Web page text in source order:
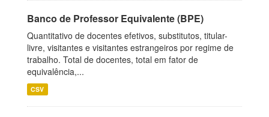
Banco de Professor Equivalente (BPE)
Quantitativo de docentes efetivos, substitutos, titular-
livre, visitantes e visitantes estrangeiros por regime de
trabalho. Total de docentes, total em fator de
equivalência,...
CSV